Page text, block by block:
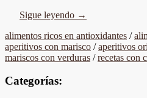
Sigue leyendo →
alimentos ricos en antioxidantes /
aperitivos con marisco /aperitivos
mariscos con verduras /recetas con
Categorías: